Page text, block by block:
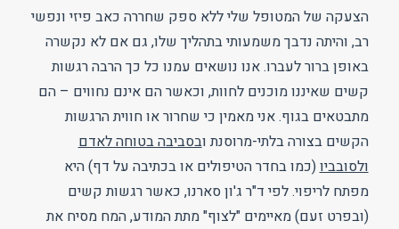
הצעקה של המטופל שלי ללא ספק שחררה כאב פיזי ונפשי
רב, והיתה נדבך משמעותי בתהליך שלו, גם אם לא נקשרה
באופן ברור לעברו. אנו נושאים עמנו כל כך הרבה רגשות
קשים שאיננו מוכנים לחוות, וכאשר הם אינם נחווים – הם
מתבטאים בגוף. אני מאמין כי שחרור או חווית הרגשות
הקשים בצורה בלתי-מרוסנת ובסביבה בטוחה לאדם
ולסובביו(כמו בחדר הטיפולים או בכתיבה על דף) היא
מפתח לריפוי. לפי ד"ר ג'ון סארנו, כאשר רגשות קשים
(ובפרט זעם) מאיימים "לצוף" מתת המודע, המח מסיח את